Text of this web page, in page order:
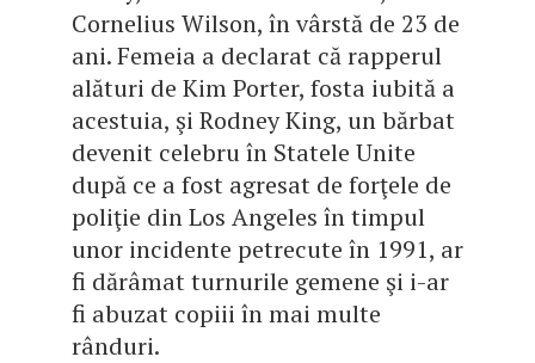
Cornelius Wilson, în vârstă de 23 de
ani. Femeia a declarat că rapperul
alături de Kim Porter, fosta iubită a
acestuia, şi Rodney King, un bărbat
devenit celebru în Statele Unite
după ce a fost agresat de forţele de
poliţie din Los Angeles în timpul
unor incidente petrecute în 1991, ar
fi dărâmat turnurile gemene şi i-ar
fi abuzat copiii în mai multe
rânduri.